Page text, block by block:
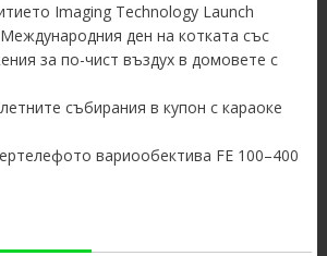
Imaging Technology Launch
ден на котката със
за по-чист въздух в домовете с
събирания в купон с караоке
вариообектива FE 100–400